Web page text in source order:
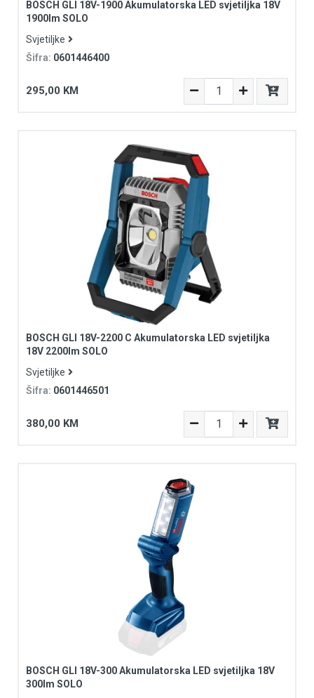
BOSCH GLI 18V-1900 Akumulatorska LED svjetiljka 18V
1900lm SOLO
Svjetiljke
Šifra: 0601446400
295,00 KM
BOSCH GLI 18V-2200 C Akumulatorska LED svjetiljka
18V 2200lm SOLO
Svjetiljke
Šifra: 0601446501
380,00 KM
BOSCH GLI 18V-300 Akumulatorska LED svjetiljka 18V
300lm SOLO